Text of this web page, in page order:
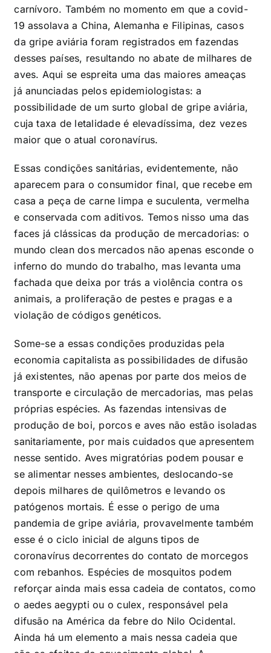
carnívoro. Também no momento em que a covid-
19 assolava a China, Alemanha e Filipinas, casos
da gripe aviária foram registrados em fazendas
desses países, resultando no abate de milhares de
aves. Aqui se espreita uma das maiores ameaças
já anunciadas pelos epidemiologistas: a
possibilidade de um surto global de gripe aviária,
cuja taxa de letalidade é elevadíssima, dez vezes
maior que o atual coronavírus.
Essas condições sanitárias, evidentemente, não
aparecem para o consumidor final, que recebe em
casa a peça de carne limpa e suculenta, vermelha
e conservada com aditivos. Temos nisso uma das
faces já clássicas da produção de mercadorias: o
mundo clean dos mercados não apenas esconde o
inferno do mundo do trabalho, mas levanta uma
fachada que deixa por trás a violência contra os
animais, a proliferação de pestes e pragas e a
violação de códigos genéticos.
Some-se a essas condições produzidas pela
economia capitalista as possibilidades de difusão
já existentes, não apenas por parte dos meios de
transporte e circulação de mercadorias, mas pelas
próprias espécies. As fazendas intensivas de
produção de boi, porcos e aves não estão isoladas
sanitariamente, por mais cuidados que apresentem
nesse sentido. Aves migratórias podem pousar e
se alimentar nesses ambientes, deslocando-se
depois milhares de quilômetros e levando os
patógenos mortais. É esse o perigo de uma
pandemia de gripe aviária, provavelmente também
esse é o ciclo inicial de alguns tipos de
coronavírus decorrentes do contato de morcegos
com rebanhos. Espécies de mosquitos podem
reforçar ainda mais essa cadeia de contatos, como
o aedes aegypti ou o culex, responsável pela
difusão na América da febre do Nilo Ocidental.
Ainda há um elemento a mais nessa cadeia que